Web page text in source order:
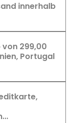
innerhalb
von 299,00
Portugal